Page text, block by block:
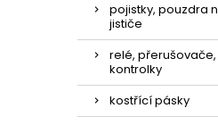
pojistky, pouzdra
jističe
relé,
kontrolky
kostřící pásky